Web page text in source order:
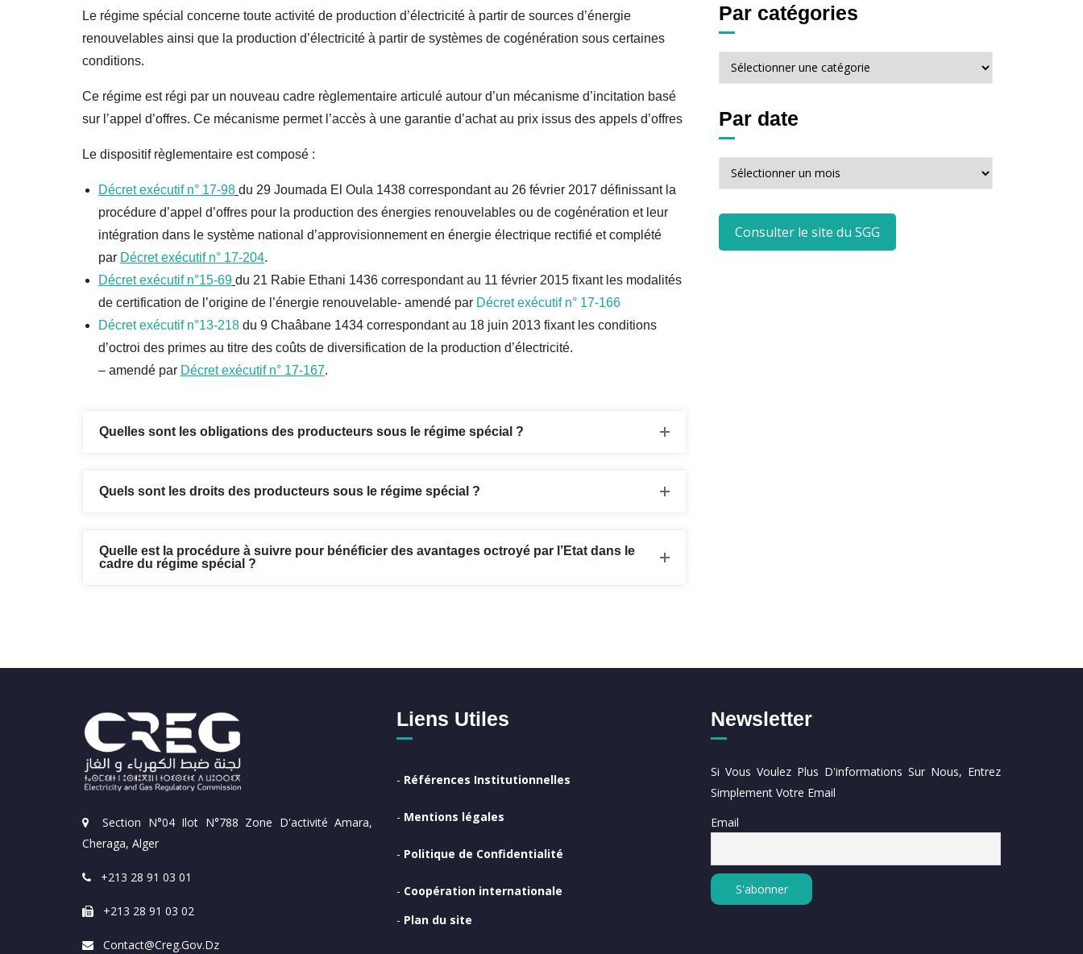
Le régime spécial concerne toute activité de production d’électricité à partir de sources d’énergie
renouvelables ainsi que la production d’électricité à partir de systèmes de cogénération sous certaines
conditions.
Ce régime est régi par un nouveau cadre règlementaire articulé autour d’un mécanisme d’incitation basé
sur l’appel d’offres. Ce mécanisme permet l’accès à une garantie d’achat au prix issus des appels d’offres
Le dispositif règlementaire est composé :
Décret exécutif n° 17-98 du 29 Joumada El Oula 1438 correspondant au 26 février 2017 définissant la
procédure d’appel d’offres pour la production des énergies renouvelables ou de cogénération et leur
intégration dans le système national d’approvisionnement en énergie électrique rectifié et complété
par Décret exécutif n° 17-204.
Décret exécutif n°15-69 du 21 Rabie Ethani 1436 correspondant au 11 février 2015 fixant les modalités
de certification de l’origine de l’énergie renouvelable- amendé par Décret exécutif n° 17-166
Décret exécutif n°13-218 du 9 Chaâbane 1434 correspondant au 18 juin 2013 fixant les conditions
d’octroi des primes au titre des coûts de diversification de la production d’électricité.
– amendé par Décret exécutif n° 17-167.
Quelles sont les obligations des producteurs sous le régime spécial ?
Quels sont les droits des producteurs sous le régime spécial ?
Quelle est la procédure à suivre pour bénéficier des avantages octroyé par l’Etat dans le
cadre du régime spécial ?
Par catégories
Par
catégories
Par date
Par
date
Consulter le site du SGG
Section N°04 Ilot N°788 Zone D'activité Amara,
Cheraga, Alger
+213 28 91 03 01
+213 28 91 03 02
Contact@creg.gov.dz
Liens Utiles
- Références Institutionnelles
- Mentions légales
- Politique de Confidentialité
- Coopération internationale
- Plan du site
Newsletter
Si Vous Voulez Plus D'informations Sur Nous, Entrez
Simplement Votre Email
Email